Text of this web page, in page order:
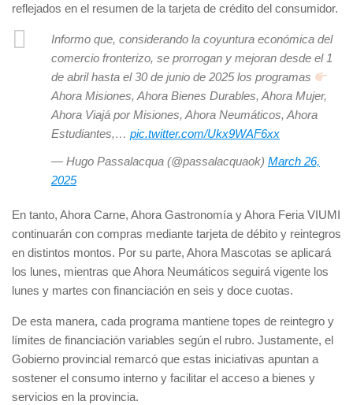
reflejados en el resumen de la tarjeta de crédito del consumidor.
Informo que, considerando la coyuntura económica del
comercio fronterizo, se prorrogan y mejoran desde el 1
de abril hasta el 30 de junio de 2025 los programas
Ahora Misiones, Ahora Bienes Durables, Ahora Mujer,
Ahora Viajá por Misiones, Ahora Neumáticos, Ahora
Estudiantes,… pic.twitter.com/Ukx9WAF6xx
— Hugo Passalacqua (@passalacquaok) March 26,
2025
En tanto, Ahora Carne, Ahora Gastronomía y Ahora Feria VIUMI
continuarán con compras mediante tarjeta de débito y reintegros
en distintos montos. Por su parte, Ahora Mascotas se aplicará
los lunes, mientras que Ahora Neumáticos seguirá vigente los
lunes y martes con financiación en seis y doce cuotas.
De esta manera, cada programa mantiene topes de reintegro y
límites de financiación variables según el rubro. Justamente, el
Gobierno provincial remarcó que estas iniciativas apuntan a
sostener el consumo interno y facilitar el acceso a bienes y
servicios en la provincia.